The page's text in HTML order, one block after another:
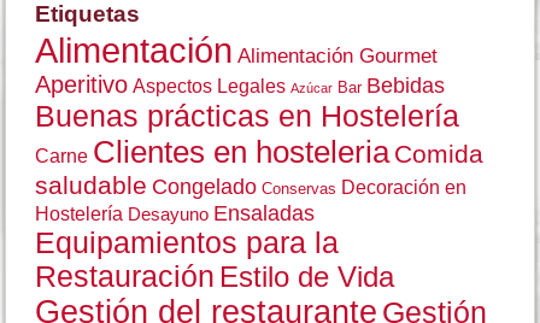
Etiquetas
Alimentación Alimentación Gourmet
Aperitivo Aspectos Legales Azúcar Bar Bebidas
Buenas prácticas en Hostelería
Carne Clientes en hosteleriaComida
saludable Congelado Conservas Decoración en
Hostelería Desayuno Ensaladas
Equipamientos para la
Restauración Estilo de Vida
Gestión del restaurante Gestión